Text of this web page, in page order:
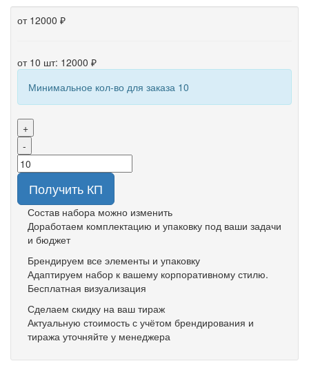
от 12000 ₽
от 10 шт: 12000 ₽
Минимальное кол-во для заказа 10
+
-
Получить КП
Состав набора можно изменить
Доработаем комплектацию и упаковку под ваши задачи
и бюджет
Брендируем все элементы и упаковку
Адаптируем набор к вашему корпоративному стилю.
Бесплатная визуализация
Сделаем скидку на ваш тираж
Актуальную стоимость с учётом брендирования и
тиража уточняйте у менеджера